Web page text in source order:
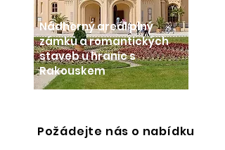
Nádherný areál plný
zámků a romantických
staveb u hranic s
Rakouskem
Požádejte nás o nabídku